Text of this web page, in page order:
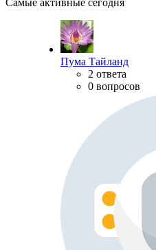
Пума Тайланд
2 ответа
0 вопросов